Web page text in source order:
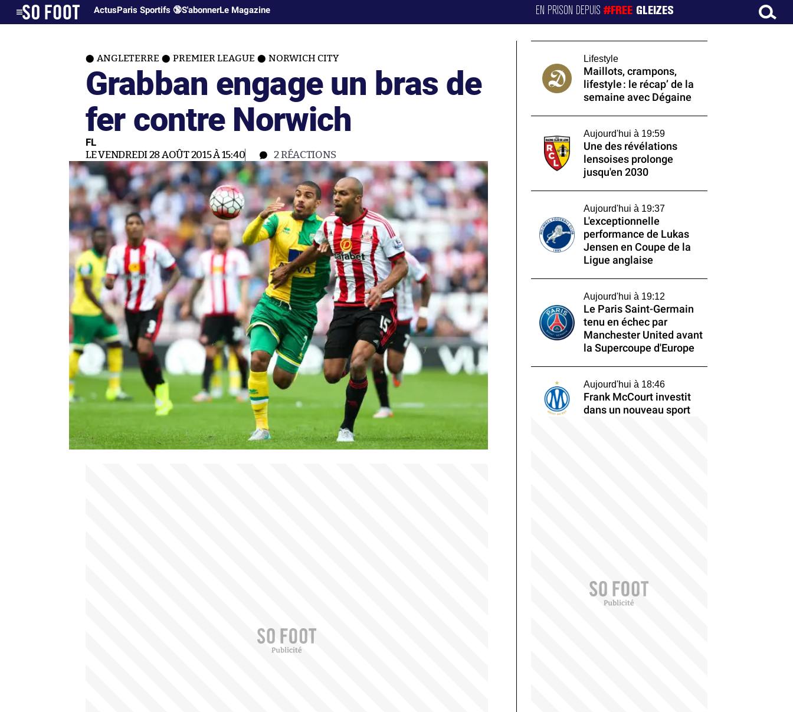
ActusParis Sportifs 🔞S'abonnerLe Magazine EN PRISON DEPUIS#FREE GLEIZES
ANGLETERRE PREMIER LEAGUE NORWICH CITY
Grabban engage un bras de
fer contre Norwich
FL
LE VENDREDI 28 AOÛT 2015 À 15:40 2RÉACTIONS
Lifestyle
Maillots, crampons,
lifestyle : le récap’ de la
semaine avec Dégaine
Aujourd'hui à 19:59
Une des révélations
lensoises prolonge
jusqu'en 2030
Aujourd'hui à 19:37
L'exceptionnelle
performance de Lukas
Jensen en Coupe de la
Ligue anglaise
Aujourd'hui à 19:12
Le Paris Saint-Germain
tenu en échec par
Manchester United avant
la Supercoupe d'Europe
Aujourd'hui à 18:46
Frank McCourt investit
dans un nouveau sport